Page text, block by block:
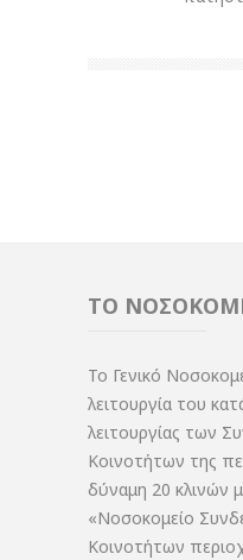
ΤΟ
Το Γενικό
λειτουργία του
λειτουργίας των
Κοινοτήτων της
δύναμη 20 κλινών
«Νοσοκομείο
Κοινοτήτων